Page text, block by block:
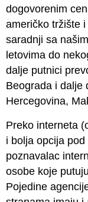
dogovorenim
američko tržište
saradnji sa
letovima do
dalje putnici
Beograda i dalje
Hercegovina,
Preko interneta
i bolja opcija
poznavalac
osobe koje
Pojedine